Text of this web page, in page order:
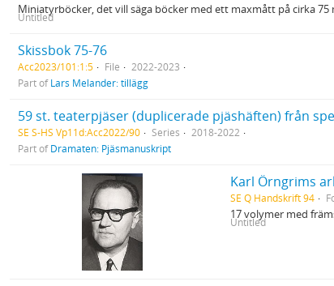
Miniatyrböcker, det vill säga böcker med ett maxmått på cirka 75
Untitled
Skissbok 75-76
Acc2023/101:1:5 File
2022-2023
Part ofLars Melander: tillägg
59 st. teaterpjäser (duplicerade pjäshäften) från
SE S-HS Vp11d:Acc2022/90 Series
2018-2022
Part ofDramaten: Pjäsmanuskript
Karl Örngrims
SE Q Handskrift 94
17 volymer med
Untitled